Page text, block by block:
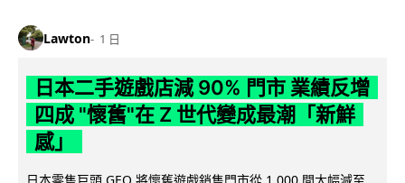
Lawton 1 日
日本二手遊戲店減 90% 門市 業績反增
四成 "懷舊"在 Z 世代變成最潮「新鮮
感」